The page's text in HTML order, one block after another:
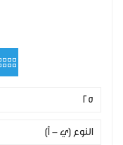
25
النوع (ي - أ)